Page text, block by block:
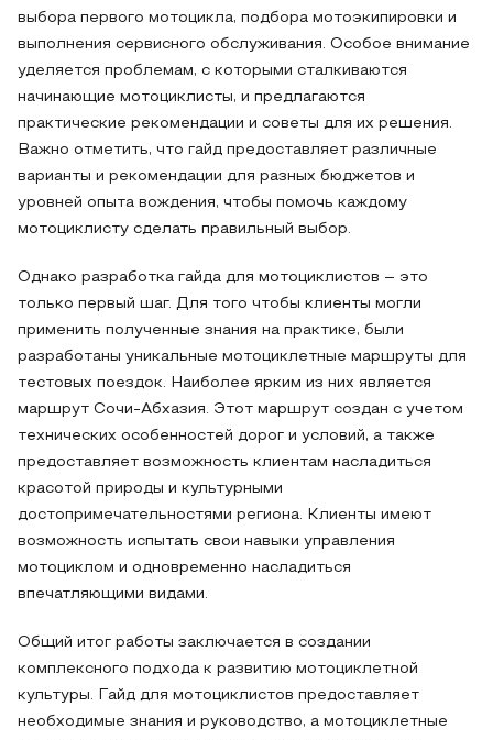
выбора первого мотоцикла, подбора мотоэкипировки и
выполнения сервисного обслуживания. Особое внимание
уделяется проблемам, с которыми сталкиваются
начинающие мотоциклисты, и предлагаются
практические рекомендации и советы для их решения.
Важно отметить, что гайд предоставляет различные
варианты и рекомендации для разных бюджетов и
уровней опыта вождения, чтобы помочь каждому
мотоциклисту сделать правильный выбор.
Однако разработка гайда для мотоциклистов – это
только первый шаг. Для того чтобы клиенты могли
применить полученные знания на практике, были
разработаны уникальные мотоциклетные маршруты для
тестовых поездок. Наиболее ярким из них является
маршрут Сочи-Абхазия. Этот маршрут создан с учетом
технических особенностей дорог и условий, а также
предоставляет возможность клиентам насладиться
красотой природы и культурными
достопримечательностями региона. Клиенты имеют
возможность испытать свои навыки управления
мотоциклом и одновременно насладиться
впечатляющими видами.
Общий итог работы заключается в создании
комплексного подхода к развитию мотоциклетной
культуры. Гайд для мотоциклистов предоставляет
необходимые знания и руководство, а мотоциклетные